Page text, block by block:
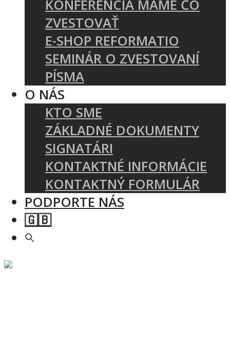
KONFERENCIA MÁME ČO
ZVESTOVAŤ
E-SHOP REFORMATIO
SEMINÁR O ZVESTOVANÍ
PÍSMA
O NÁS
KTO SME
ZÁKLADNÉ DOKUMENTY
SIGNATÁRI
KONTAKTNÉ INFORMÁCIE
KONTAKTNÝ FORMULÁR
PODPORTE NÁS
🇬🇧